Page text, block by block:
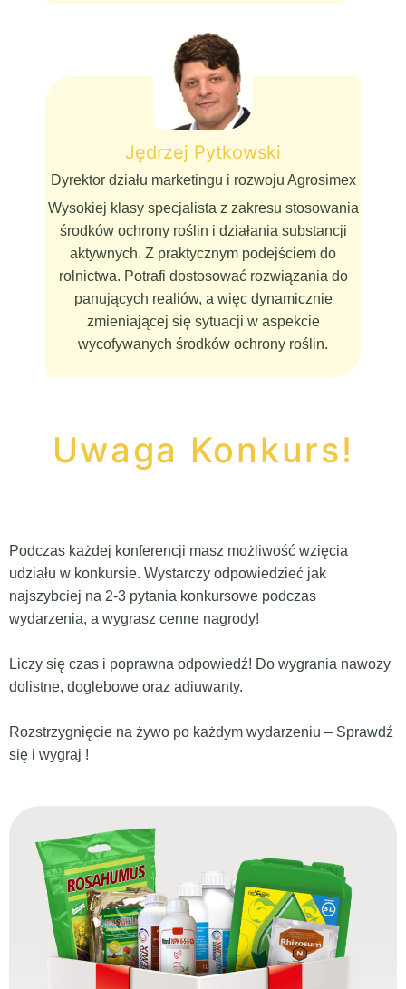
Jędrzej Pytkowski
Dyrektor działu marketingu i rozwoju Agrosimex
Wysokiej klasy specjalista z zakresu stosowania
środków ochrony roślin i działania substancji
aktywnych. Z praktycznym podejściem do
rolnictwa. Potrafi dostosować rozwiązania do
panujących realiów, a więc dynamicznie
zmieniającej się sytuacji w aspekcie
wycofywanych środków ochrony roślin.
Uwaga Konkurs!
Podczas każdej konferencji masz możliwość wzięcia
udziału w konkursie. Wystarczy odpowiedzieć jak
najszybciej na 2-3 pytania konkursowe podczas
wydarzenia, a wygrasz cenne nagrody!
Liczy się czas i poprawna odpowiedź! Do wygrania nawozy
dolistne, doglebowe oraz adiuwanty.
Rozstrzygnięcie na żywo po każdym wydarzeniu – Sprawdź
się i wygraj !